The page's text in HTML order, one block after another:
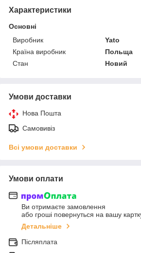
Характеристики
Основні
Виробник
Yato
Країна виробник
Польща
Стан
Новий
Умови доставки
Нова Пошта
Самовивіз
Всі умови доставки
Умови оплати
Ви отримаєте замовлення
або гроші повернуться на вашу
Детальніше
Післяплата